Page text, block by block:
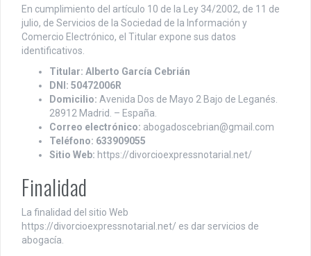
En cumplimiento del artículo 10 de la Ley 34/2002, de 11 de
julio, de Servicios de la Sociedad de la Información y
Comercio Electrónico, el Titular expone sus datos
identificativos.
Titular: Alberto García Cebrián
DNI: 50472006R
Domicilio: Avenida Dos de Mayo 2 Bajo de Leganés.
28912 Madrid. – España.
Correo electrónico: abogadoscebrian@gmail.com
Teléfono: 633909055
Sitio Web: https://divorcioexpressnotarial.net/
Finalidad
La finalidad del sitio Web
https://divorcioexpressnotarial.net/ es dar servicios de
abogacía.